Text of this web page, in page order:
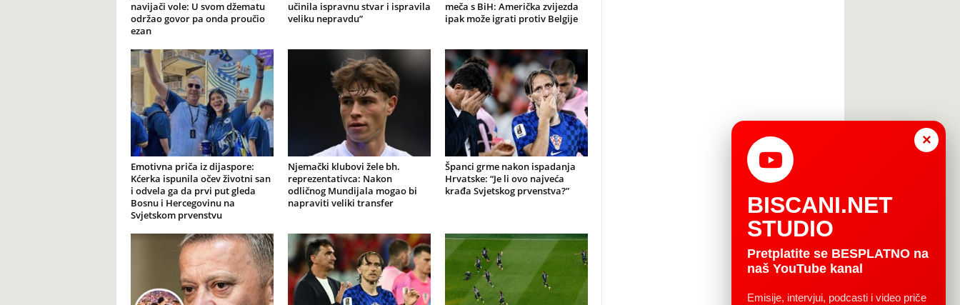
navijači vole: U svom džematu
održao govor pa onda proučio
ezan
učinila ispravnu stvar i ispravila
veliku nepravdu”
meča s BiH: Američka zvijezda
ipak može igrati protiv Belgije
Emotivna priča iz dijaspore:
Kćerka ispunila očev životni san
i odvela ga da prvi put gleda
Bosnu i Hercegovinu na
Svjetskom prvenstvu
Njemački klubovi žele bh.
reprezentativca: Nakon
odličnog Mundijala mogao bi
napraviti veliki transfer
Španci grme nakon ispadanja
Hrvatske: “Je li ovo najveća
krađa Svjetskog prvenstva?”
×
BISCANI.NET
STUDIO
Pretplatite se BESPLATNO na
naš YouTube kanal
Emisije, intervjui, podcasti i video priče